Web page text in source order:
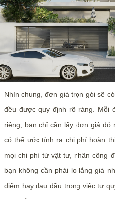
Nhìn chung, đơn giá trọn gói sẽ
đều được quy định rõ ràng. Mỗi
riêng, bạn chỉ cần lấy đơn giá
có thể ước tính ra chi phí hoàn
mọi chi phí từ vật tư, nhân công
bạn không cần phải lo lắng giá
điểm hay đau đầu trong việc tự